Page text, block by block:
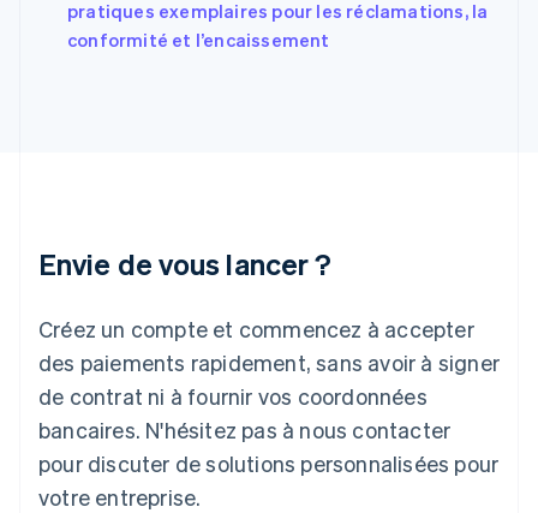
pratiques exemplaires pour les réclamations, la
conformité et l’encaissement
Envie de vous lancer ?
Créez un compte et commencez à accepter
des paiements rapidement, sans avoir à signer
de contrat ni à fournir vos coordonnées
bancaires. N'hésitez pas à nous contacter
pour discuter de solutions personnalisées pour
votre entreprise.
English
Grèce
Japon
Lettonie
English
Liechtenstein
DeutschEnglish
Lituanie
Luxembourg
FrançaisDeutschEnglish